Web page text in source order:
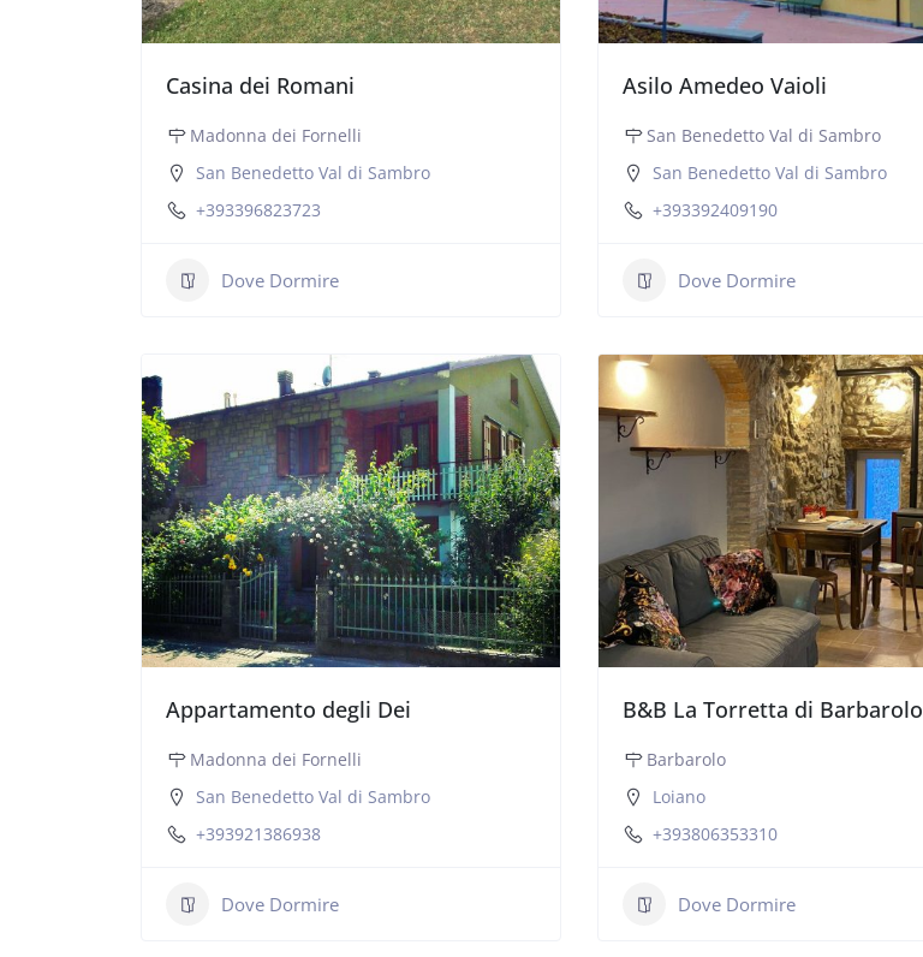
Casina dei Romani
Madonna dei Fornelli
San Benedetto Val di Sambro
+393396823723
Dove Dormire
Asilo Amedeo Vaioli
San Benedetto Val di Sambro
San Benedetto Val di Sambro
+393392409190
Dove Dormire
Appartamento degli Dei
Madonna dei Fornelli
San Benedetto Val di Sambro
+393921386938
Dove Dormire
B&B La Torretta di Barbarolo
Barbarolo
Loiano
+393806353310
Dove Dormire